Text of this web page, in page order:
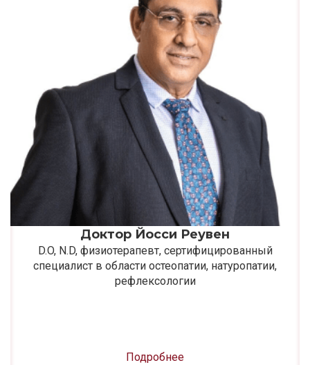
Доктор Йосси Реувен
D.O, N.D, физиотерапевт, сертифицированный
специалист в области остеопатии, натуропатии,
рефлексологии
Подробнее